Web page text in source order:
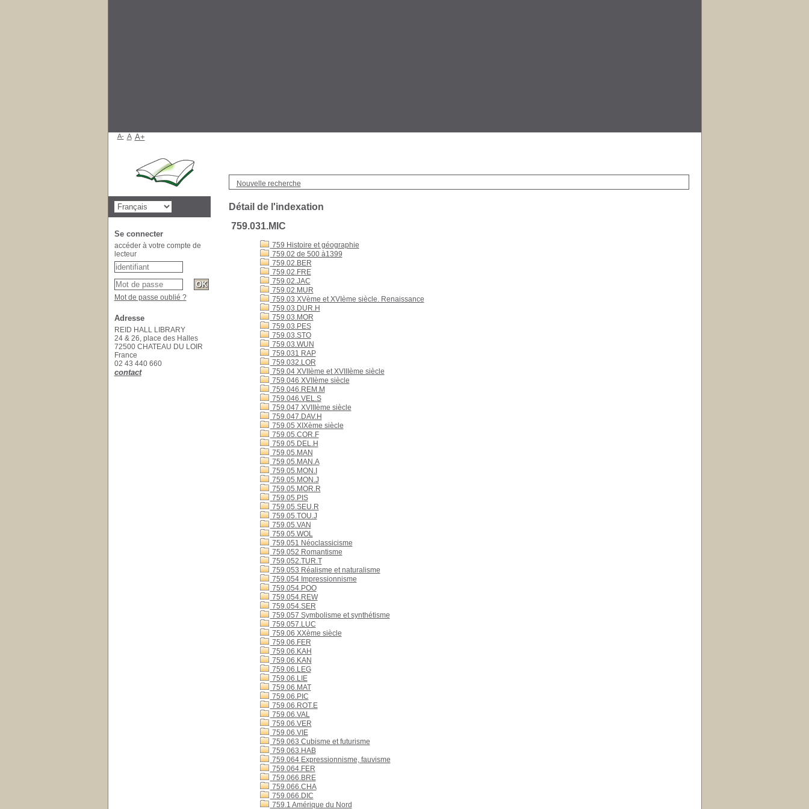
Nouvelle recherche
Détail de l'indexation
759.031.MIC
759 Histoire et géographie
759.02 de 500 à1399
759.02.BER
759.02.FRE
759.02.JAC
759.02.MUR
759.03 XVème et XVIème siècle. Renaissance
759.03.DUR.H
759.03.MOR
759.03.PES
759.03.STO
759.03.WUN
759.031 RAP
759.032.LOR
759.04 XVIIème et XVIIIème siècle
759.046 XVIIème siècle
759.046.REM.M
759.046.VEL.S
759.047 XVIIIème siècle
759.047.DAV.H
759.05 XIXème siècle
759.05.COR.F
759.05.DEL.H
759.05.MAN
759.05.MAN.A
759.05.MON.I
759.05.MON.J
759.05.MOR.R
759.05.PIS
759.05.SEU.R
759.05.TOU.J
759.05.VAN
759.05.WOL
759.051 Néoclassicisme
759.052 Romantisme
759.052.TUR.T
759.053 Réalisme et naturalisme
759.054 Impressionnisme
759.054.POO
759.054.REW
759.054.SER
759.057 Symbolisme et synthétisme
759.057.LUC
759.06 XXème siècle
759.06.FER
759.06.KAH
759.06.KAN
759.06.LEG
759.06.LIE
759.06.MAT
759.06.PIC
759.06.ROT.E
759.06.VAL
759.06.VER
759.06.VIE
759.063 Cubisme et futurisme
759.063.HAB
759.064 Expressionnisme, fauvisme
759.064.FER
759.066.BRE
759.066.CHA
759.066.DIC
759.1 Amérique du Nord
A- A A+
Se connecter
accéder à votre compte de
lecteur
Mot de passe oublié ?
Adresse
REID HALL LIBRARY
24 & 26, place des Halles
72500 CHATEAU DU LOIR
France
02 43 440 660
contact